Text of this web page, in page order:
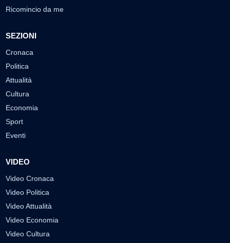
Ricomincio da me
SEZIONI
Cronaca
Politica
Attualità
Cultura
Economia
Sport
Eventi
VIDEO
Video Cronaca
Video Politica
Video Attualità
Video Economia
Video Cultura